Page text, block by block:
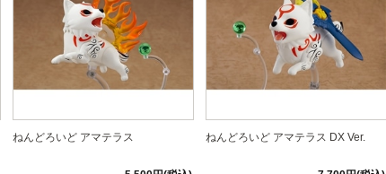
ねんどろいど アマテラス ねんどろいど アマテラス DX Ver.